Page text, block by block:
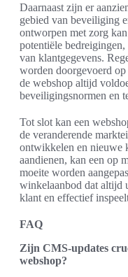
Daarnaast zijn er
gebied van beveiliging
ontworpen met zorg
potentiële
van klantgegevens.
worden doorgevoerd
de webshop altijd
beveiligingsnormen en
Tot slot kan een
de veranderende
ontwikkelen en nieuwe
aandienen, kan een op
moeite worden
winkelaanbod dat altijd
klant en effectief
FAQ
Zijn CMS-updates
webshop?